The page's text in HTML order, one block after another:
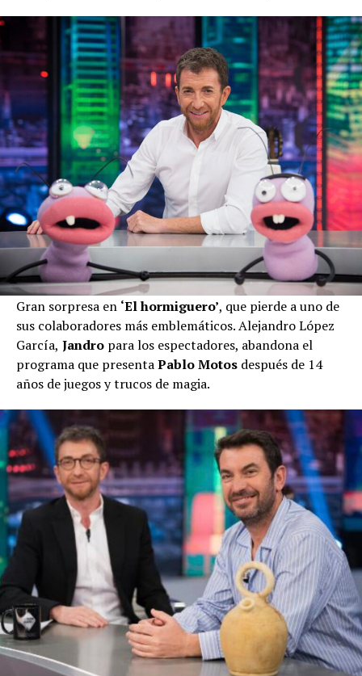
Gran sorpresa en ‘El hormiguero’, que pierde a uno de
sus colaboradores más emblemáticos. Alejandro López
García, Jandro para los espectadores, abandona el
programa que presentaPablo Motos después de 14
años de juegos y trucos de magia.